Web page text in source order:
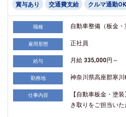
賞与あり 交通費支給 クルマ通勤OK
職種 自動車整備（板金・
雇用形態 正社員
給与 月給 335,000円～
勤務地 神奈川県高座郡寒川
仕事内容
【自動車板金・塗
き取りをご担当い